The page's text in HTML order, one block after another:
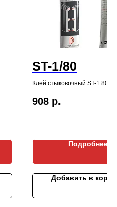
ST-1/80
Клей стыковочный ST-1 80 мл
908 р.
Подробнее
Добавить в